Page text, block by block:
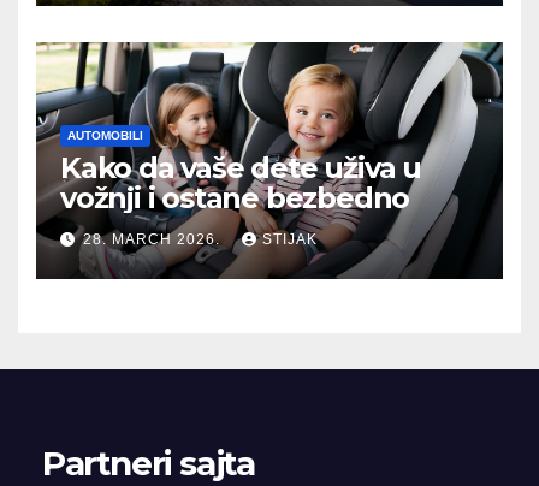
AUTOMOBILI
Kako da vaše dete uživa u
vožnji i ostane bezbedno
28. MARCH 2026. STIJAK
Partneri sajta